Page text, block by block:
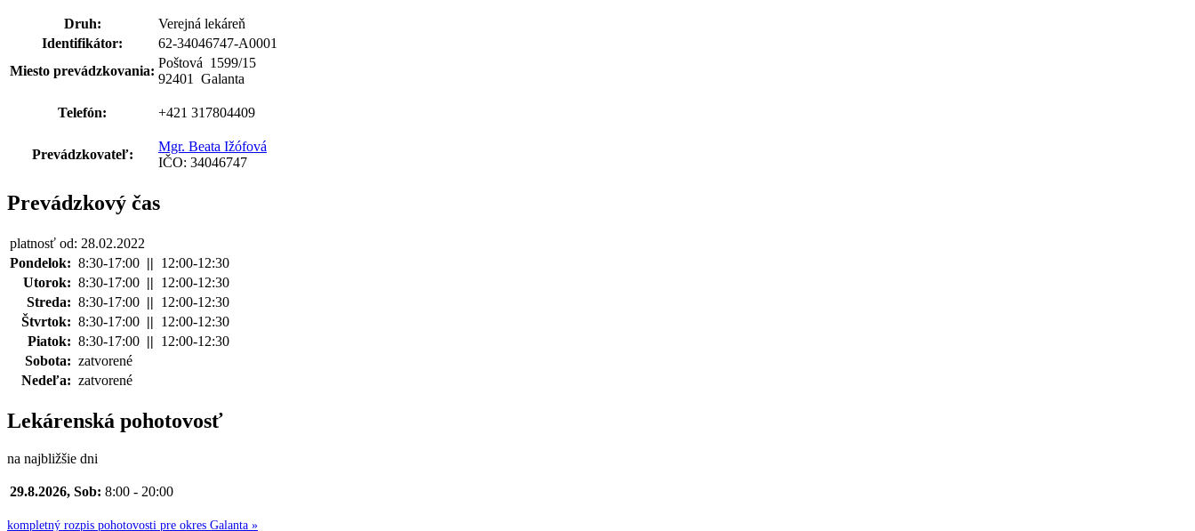
Druh:
Verejná lekáreň
Identifikátor:
62-34046747-A0001
Miesto prevádzkovania:
Poštová 1599/15
92401 Galanta
Telefón: +421 317804409
Prevádzkovateľ:
Mgr. Beata Ižófová
IČO: 34046747
Prevádzkový čas
platnosť od: 28.02.2022
Pondelok: 8:30-17:00 || 12:00-12:30
Utorok: 8:30-17:00 || 12:00-12:30
Streda: 8:30-17:00 || 12:00-12:30
Štvrtok: 8:30-17:00 || 12:00-12:30
Piatok: 8:30-17:00 || 12:00-12:30
Sobota: zatvorené
Nedeľa: zatvorené
Lekárenská pohotovosť
na najbližšie dni
29.8.2026, Sob: 8:00 - 20:00
kompletný rozpis pohotovosti pre okres Galanta »